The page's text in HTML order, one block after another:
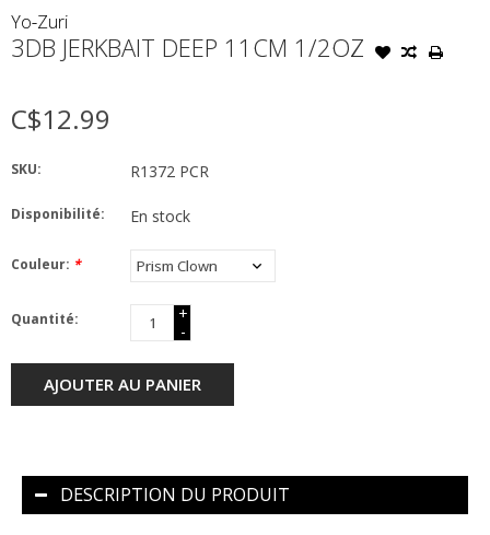
Yo-Zuri
3DB JERKBAIT DEEP 11CM 1/2OZ
C$12.99
SKU: R1372 PCR
Disponibilité: En stock
Couleur: *
Quantité:
+
-
AJOUTER AU PANIER
DESCRIPTION DU PRODUIT